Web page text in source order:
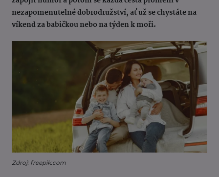
nezapomenutelné dobrodružství, ať už se chystáte na
víkend za babičkou nebo na týden k moři.
Zdroj: freepik.com